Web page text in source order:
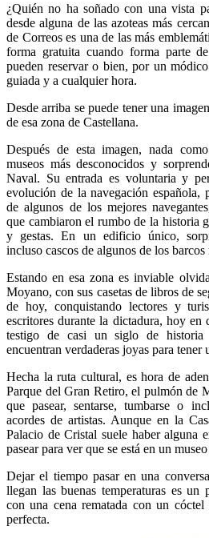
¿Quién no ha soñado con una vista
desde alguna de las azoteas más
de Correos es una de las más
forma gratuita cuando forma parte
pueden reservar o bien, por un
guiada y a cualquier hora.
Desde arriba se puede tener una
de esa zona de Castellana.
Después de esta imagen, nada
museos más desconocidos y
Naval. Su entrada es voluntaria y
evolución de la navegación española,
de algunos de los mejores
que cambiaron el rumbo de la historia
y gestas. En un edificio único,
incluso cascos de algunos de los barcos
Estando en esa zona es inviable
Moyano, con sus casetas de libros de
de hoy, conquistando lectores y
escritores durante la dictadura, hoy
testigo de casi un siglo de
encuentran verdaderas joyas para tener
Hecha la ruta cultural, es hora de
Parque del Gran Retiro, el pulmón de
que pasear, sentarse, tumbarse o
acordes de artistas. Aunque en la
Palacio de Cristal suele haber alguna
pasear para ver que se está en un
Dejar el tiempo pasar en una
llegan las buenas temperaturas es un
con una cena rematada con un
perfecta.